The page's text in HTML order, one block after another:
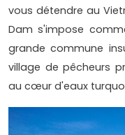
vous détendre au
Dam s'impose
grande commune
village de pêcheurs
au cœur d'eaux